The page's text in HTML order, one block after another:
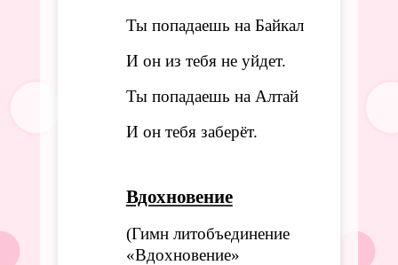
Ты попадаешь на Байкал
И он из тебя не уйдет.
Ты попадаешь на Алтай
И он тебя заберёт.
Вдохновение
(Гимн литобъединение
«Вдохновение»